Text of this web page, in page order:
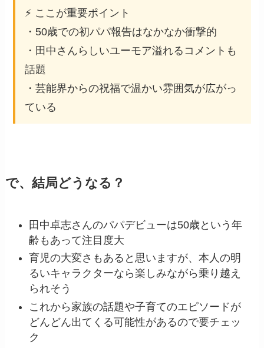
⚡ ここが重要ポイント
・50歳での初パパ報告はなかなか衝撃的
・田中さんらしいユーモア溢れるコメントも
話題
・芸能界からの祝福で温かい雰囲気が広がっ
ている
で、結局どうなる？
田中卓志さんのパパデビューは50歳という年
齢もあって注目度大
育児の大変さもあると思いますが、本人の明
るいキャラクターなら楽しみながら乗り越え
られそう
これから家族の話題や子育てのエピソードが
どんどん出てくる可能性があるので要チェッ
ク